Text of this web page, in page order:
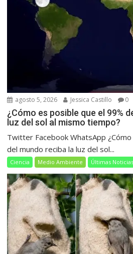
agosto 5, 2026 Jessica Castillo 0
¿Cómo es posible que el 99%
luz del sol al mismo tiempo?
Twitter Facebook WhatsApp
del mundo reciba la luz del sol...
Ciencia Medio Ambiente Últimas Noticias